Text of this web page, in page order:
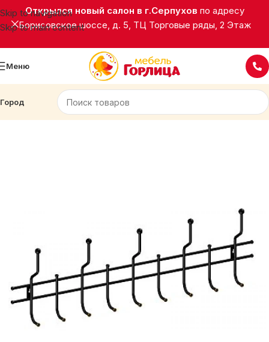
Skip to navigation
Skip to main content
Открылся новый салон в г.Серпухов по адресу
Борисовское шоссе, д. 5, ТЦ Торговые ряды, 2 Этаж
Меню
Город
Подставки, вешалки